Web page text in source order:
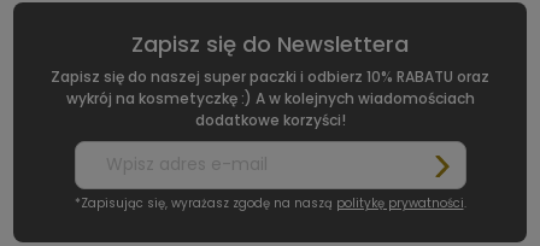
Zapisz się do Newslettera
Zapisz się do naszej super paczki i odbierz 10% RABATU oraz
wykrój na kosmetyczkę :) A w kolejnych wiadomościach
dodatkowe korzyści!
*Zapisując się, wyrażasz zgodę na naszą politykę prywatności.